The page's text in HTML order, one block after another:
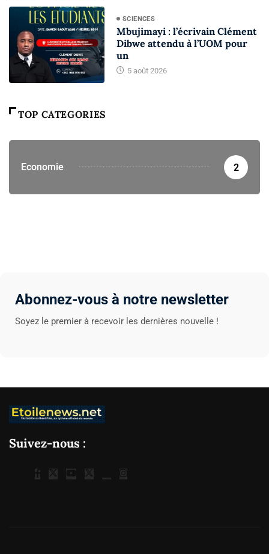
SCIENCES
Mbujimayi : l’écrivain Clément
Dibwe attendu à l’UOM pour
un
5 août 2026
TOP CATEGORIES
Economie 2
Abonnez-vous à notre newsletter
Soyez le premier à recevoir les dernières nouvelle !
Suivez-nous :